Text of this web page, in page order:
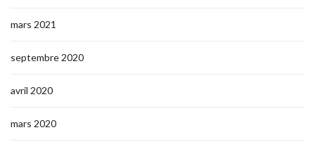
mars 2021
septembre 2020
avril 2020
mars 2020